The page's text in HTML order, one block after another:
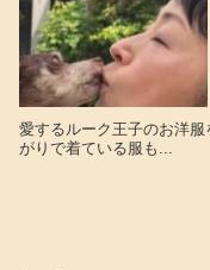
愛するルーク王子のお洋
がりで着ている服も...